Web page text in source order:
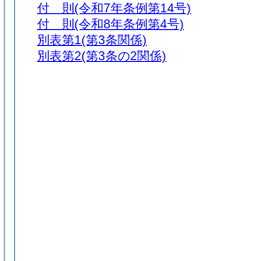
付 則 (令和7年条例第14号)
付 則 (令和8年条例第4号)
別表第1(第3条関係)
別表第2(第3条の2関係)